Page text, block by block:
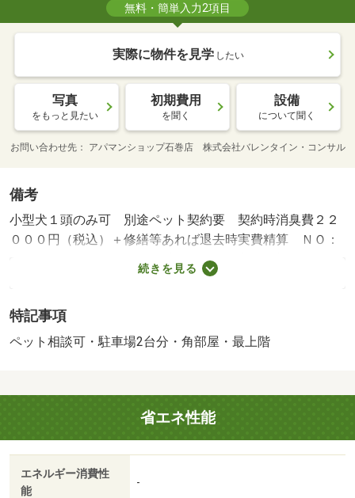
無料・簡単入力2項目
実際に物件を見学 したい
写真
をもっと見たい
初期費用
を聞く
設備
について聞く
お問い合わせ先 アパマンショップ石巻店 株式会社バレンタイン・コンサル
備考
小型犬１頭のみ可 別途ペット契約要 契約時消臭費２２
０００円（税込）＋修繕等あれば退去時実費精算 ＮＯ：
１０００９７７６２５・賃貸保証等：加入要（初回保証
料 賃料合計６０％～）・インターネット無料♪駐車場も２
場：なし・駐輪場：なし/消火用具（課税対象） 5500円/住
宅保険料（２年毎） 16000円/退去時清掃料（課
続きを見る
特記事項
ペット相談可・駐車場2台分・角部屋・最上階
省エネ性能
エネルギー消費性
能
-